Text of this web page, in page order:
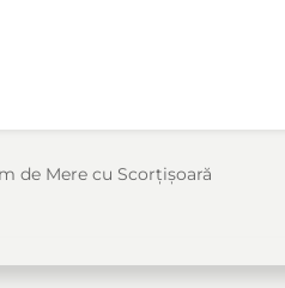
de Mere cu Scorțișoară